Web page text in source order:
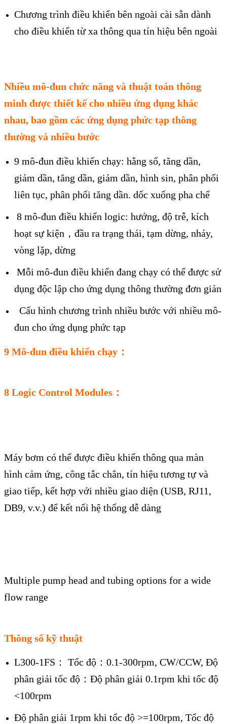
Chương trình điều khiển bên ngoài cài sẵn dành
cho điều khiển từ xa thông qua tín hiệu bên ngoài
Nhiều mô-đun chức năng và thuật toán thông
minh được thiết kế cho nhiều ứng dụng khác
nhau, bao gồm các ứng dụng phức tạp thông
thường và nhiều bước
9 mô-đun điều khiển chạy: hằng số, tăng dần,
giảm dần, tăng dần, giảm dần, hình sin, phân phối
liên tục, phân phối tăng dần. dốc xuống pha chế
8 mô-đun điều khiển logic: hướng, độ trễ, kích
hoạt sự kiện，đầu ra trạng thái, tạm dừng, nhảy,
vòng lặp, dừng
Mỗi mô-đun điều khiển đang chạy có thể được sử
dụng độc lập cho ứng dụng thông thường đơn giản
Cấu hình chương trình nhiều bước với nhiều mô-
đun cho ứng dụng phức tạp
9 Mô-đun điều khiển chạy：
8 Logic Control Modules：
Máy bơm có thể được điều khiển thông qua màn
hình cảm ứng, công tắc chân, tín hiệu tương tự và
giao tiếp, kết hợp với nhiều giao diện (USB, RJ11,
DB9, v.v.) để kết nối hệ thống dễ dàng
Multiple pump head and tubing options for a wide
flow range
Thông số kỹ thuật
L300-1FS： Tốc độ：0.1-300rpm, CW/CCW, Độ
phân giải tốc độ：Độ phân giải 0.1rpm khi tốc độ
<100rpm
Độ phân giải 1rpm khi tốc độ >=100rpm, Tốc độ